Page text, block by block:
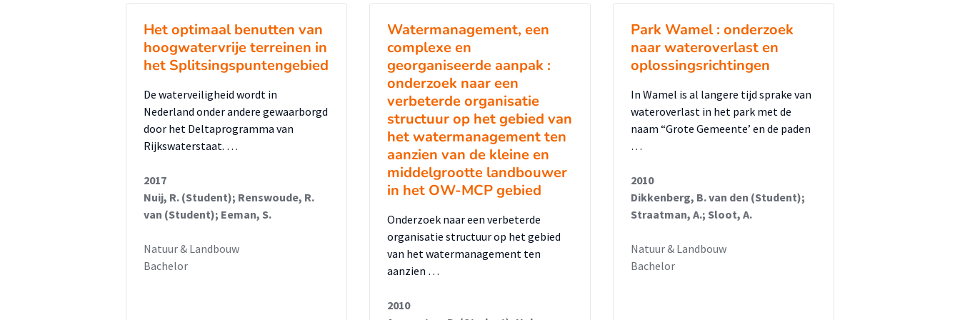
advies van waterspecialisten. Met een modelanalyse is het effect van de
maatregelen op het watersysteem bepaald, waardoor een
maatregelenpakket opgesteld kon worden. De kwetsbaarheidscan maakt
duidelijk dat het grond- en oppervlaktewater altijd sterk onder invloed
heeft gestaan van de rivieren. Voor de aanleg van de bandijk in 1935 kon het
watersysteem van Malburgen nog getypeerd worden als een
uiterwaardsysteem, waarin overstromingen nog regelmatig plaatsvonden.
Momenteel wordt het grond- en oppervlaktewater meer gereguleerd,
waardoor de natuurlijke dynamiek is afgenomen. Desondanks heeft de rivier
nog veel invloed op het grond- en oppervlaktewater in Malburgen. De
zandige bodemopbouw laat, in tijden van hoge rivierstanden, veel rivier- en
Veluwe kwel naar Malburgen stromen. In perioden met lage rivierstanden
zijgt veel grond- en oppervlaktewater weg naar de drainerende Nederrijn.
Wegzijging en verdamping maken het gebied kwetsbaar voor waterverlies.
Het optimaal benutten van
hoogwatervrije terreinen in
het Splitsingspuntengebied
De waterveiligheid wordt in
Nederland onder andere gewaarborgd
door het Deltaprogramma van
Rijkswaterstaat. …
2017
Nuij, R. (Student); Renswoude, R.
van (Student); Eeman, S.
Natuur & Landbouw
Bachelor
Watermanagement, een
complexe en
georganiseerde aanpak :
onderzoek naar een
verbeterde organisatie
structuur op het gebied van
het watermanagement ten
aanzien van de kleine en
middelgrootte landbouwer
in het OW-MCP gebied
Onderzoek naar een verbeterde
organisatie structuur op het gebied
van het watermanagement ten
aanzien …
2010
Park Wamel : onderzoek
naar wateroverlast en
oplossingsrichtingen
In Wamel is al langere tijd sprake van
wateroverlast in het park met de
naam “Grote Gemeente’ en de paden
…
2010
Dikkenberg, B. van den (Student);
Straatman, A.; Sloot, A.
Natuur & Landbouw
Bachelor